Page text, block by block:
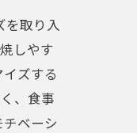
を取り入
しやす
ズする
、食事
ベーシ